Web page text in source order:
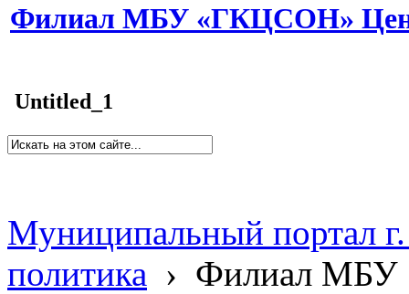
Филиал МБУ «ГКЦСОН»
Untitled_1
Муниципальный портал
политика › Филиал МБУ